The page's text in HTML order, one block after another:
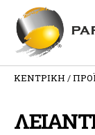
ΚΕΝΤΡΙΚΗ